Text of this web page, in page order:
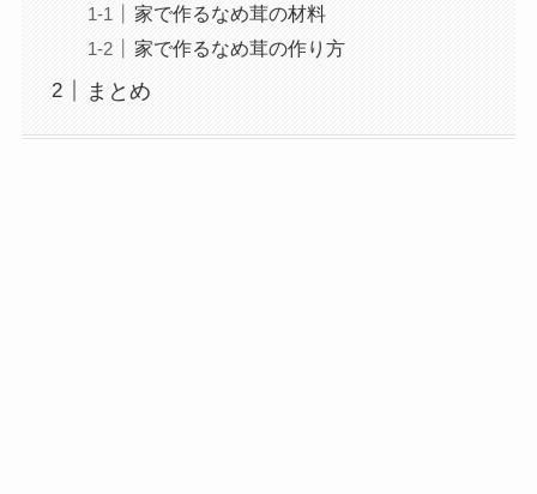
家で作るなめ茸の材料
家で作るなめ茸の作り方
まとめ